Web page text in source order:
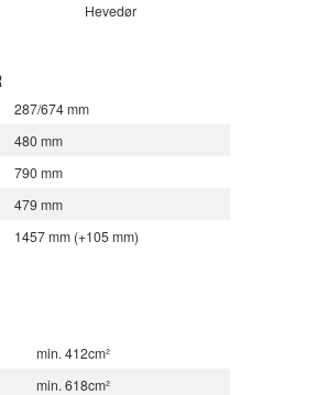
Hevedør
287/674 mm
480 mm
790 mm
479 mm
1457 mm (+105 mm)
min. 412cm²
min. 618cm²